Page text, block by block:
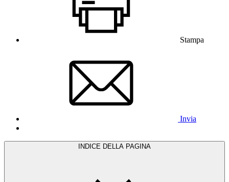
Stampa
Invia
INDICE DELLA PAGINA